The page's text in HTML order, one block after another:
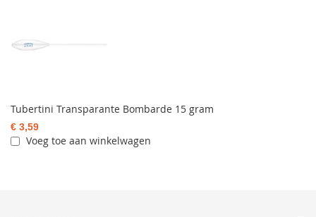
Tubertini Transparante Bombarde 15 gram
€ 3,59
Voeg toe aan winkelwagen